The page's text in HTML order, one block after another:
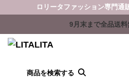
ロリータファッション専門通
9月末まで全品送料
商品を検索する